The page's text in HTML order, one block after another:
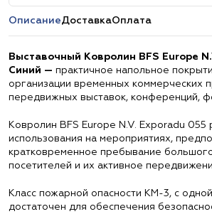
ОписаниеДоставкаОплата
Выставочный Ковролин BFS Europe
Синий — практичное напольное
организации временных коммерческих
передвижных выставок, конференций,
Ковролин BFS Europe N.V. Exporadu 055
использования на мероприятиях,
кратковременное пребывание
посетителей и их активное
Класс пожарной опасности КМ-3, с
достаточен для обеспечения